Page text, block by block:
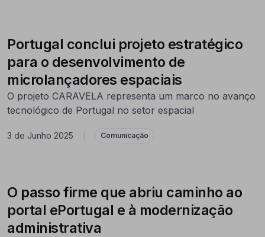
Portugal conclui projeto estratégico
para o desenvolvimento de
microlançadores espaciais
O projeto CARAVELA representa um marco no avanço
tecnológico de Portugal no setor espacial
3 de Junho 2025 Comunicação
O passo firme que abriu caminho ao
portal ePortugal e à modernização
administrativa